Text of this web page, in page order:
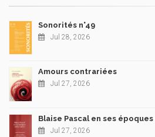
Sonorités n°49
Jul 28, 2026
Amours contrariées
Jul 27, 2026
Blaise Pascal en ses époques
Jul 27, 2026